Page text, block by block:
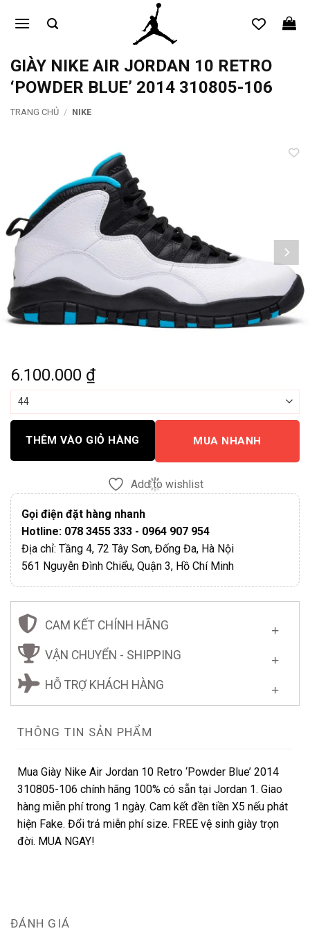
qua
dungGIÀY NIKE AIR JORDAN 10 RETRO
‘POWDER BLUE’ 2014 310805-106
TRANG CHỦ / NIKE
6.100.000 ₫
THÊM VÀO GIỎ HÀNG MUA NHANH
Add to wishlist
Gọi điện đặt hàng nhanh
Hotline: 078 3455 333 - 0964 907 954
Địa chỉ: Tầng 4, 72 Tây Sơn, Đống Đa, Hà Nội
561 Nguyễn Đình Chiểu, Quận 3, Hồ Chí Minh
CAM KẾT CHÍNH HÃNG
VẬN CHUYỂN - SHIPPING
HỖ TRỢ KHÁCH HÀNG
THÔNG TIN SẢN PHẨM
Mua Giày Nike Air Jordan 10 Retro ‘Powder Blue’ 2014
310805-106 chính hãng 100% có sẵn tại Jordan 1. Giao
hàng miễn phí trong 1 ngày. Cam kết đền tiền X5 nếu phát
hiện Fake. Đổi trả miễn phí size. FREE vệ sinh giày trọn
đời. MUA NGAY!
ĐÁNH GIÁ